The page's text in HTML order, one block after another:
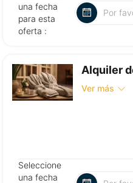
una fecha
para esta
oferta :
Alquiler
Ver más
Seleccione
una fecha